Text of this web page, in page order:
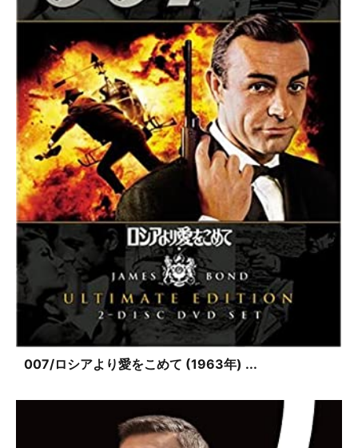
007/ロシアより愛をこめて (1963年) ...